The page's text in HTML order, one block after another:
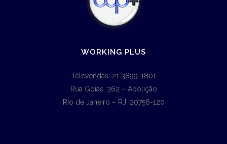
WORKING PLUS
Televendas: 21 3899-1801
Rua Goias, 362 – Abolição
Rio de Janeiro – RJ, 20756-120